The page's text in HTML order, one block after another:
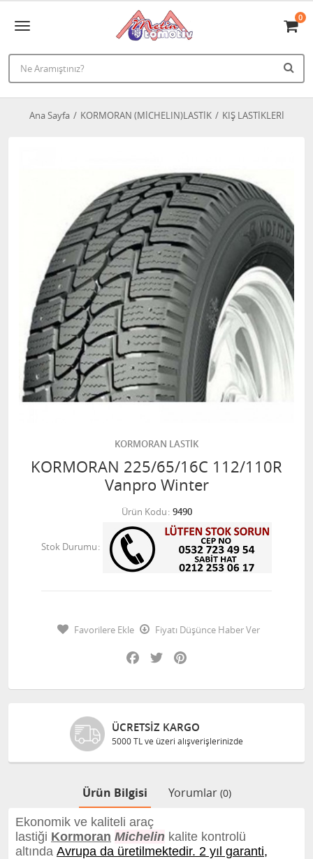
0
Ana Sayfa KORMORAN (MİCHELIN)LASTİK KIŞ LASTİKLERİ
KORMORAN LASTİK
KORMORAN 225/65/16C 112/110R
Vanpro Winter
Ürün Kodu 9490
Stok Durumu
Favorilere Ekle
Fiyatı Düşünce Haber Ver
Facebook
Twitter
ÜCRETSIZ KARGO
5000 TL ve üzeri alışverişlerinizde
Ürün Bilgisi Yorumlar (0)
Ekonomik ve kaliteli araç
lastiği Kormoran Michelin kalite kontrolü
altında Avrupa da üretilmektedir. 2 yıl garanti,